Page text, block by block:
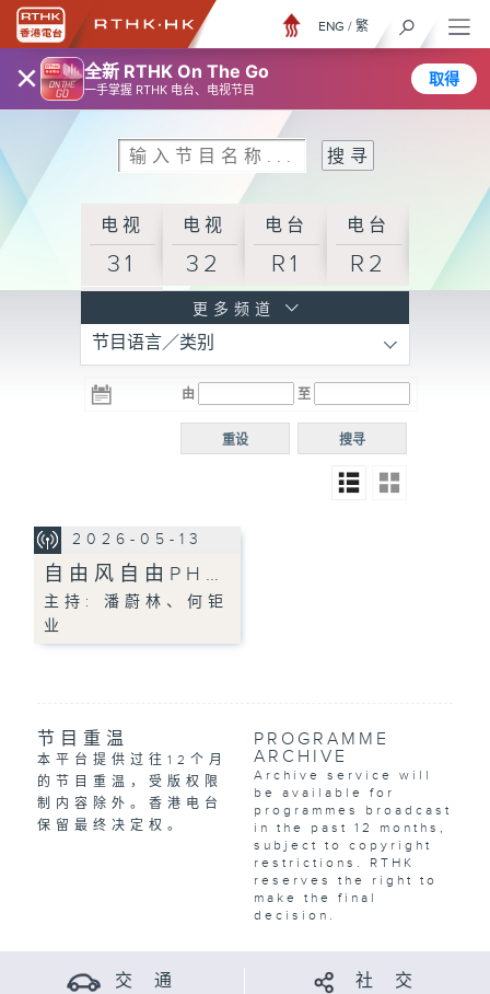
× 全新 RTHK On The Go
一手掌握 RTHK 电台、电视节目
取得
ENG / 繁
电视
31
电视
32
电台
R1
电台
R2
R3
电台 电台
R5
电台
普通
更多频道
节目语言／类别
由 至
搜寻
重设
2026-05-13
自由风自由PH…
主持: 潘蔚林、何钜
业
节目重温
本平台提供过往12个月
的节目重温，受版权限
制内容除外。香港电台
保留最终决定权。
PROGRAMME
ARCHIVE
Archive service will
be available for
programmes broadcast
in the past 12 months,
subject to copyright
restrictions. RTHK
reserves the right to
make the final
decision.
交 通 社 交